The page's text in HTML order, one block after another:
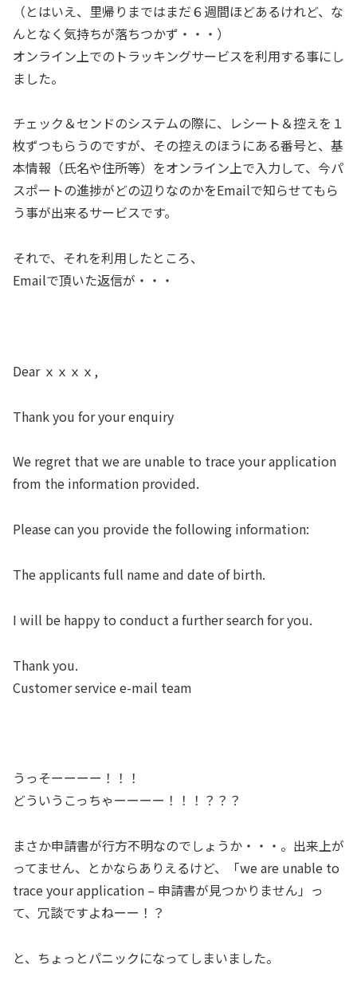
（とはいえ、里帰りまではまだ６週間ほどあるけれど、な
んとなく気持ちが落ちつかず・・・）
オンライン上でのトラッキングサービスを利用する事にし
ました。
チェック＆センドのシステムの際に、レシート＆控えを１
枚ずつもらうのですが、その控えのほうにある番号と、基
本情報（氏名や住所等）をオンライン上で入力して、今パ
スポートの進捗がどの辺りなのかをEmailで知らせてもら
う事が出来るサービスです。
それで、それを利用したところ、
Emailで頂いた返信が・・・
Dear ｘｘｘｘ,
Thank you for your enquiry
We regret that we are unable to trace your application
from the information provided.
Please can you provide the following information:
The applicants full name and date of birth.
I will be happy to conduct a further search for you.
Thank you.
Customer service e-mail team
うっそーーーー！！！
どういうこっちゃーーーー！！！？？？
まさか申請書が行方不明なのでしょうか・・・。出来上が
ってません、とかならありえるけど、「we are unable to
trace your application – 申請書が見つかりません」っ
て、冗談ですよねーー！？
と、ちょっとパニックになってしまいました。